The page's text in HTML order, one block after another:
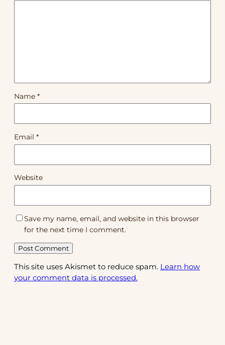
Name *
Email *
Website
Save my name, email, and website in this browser
for the next time I comment.
This site uses Akismet to reduce spam. Learn how
your comment data is processed.